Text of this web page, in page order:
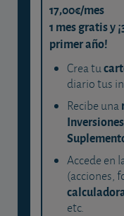
17,00€/mes
1 mes gratis y
primer año!
Crea tu
diario tus
Recibe una
Accede en
(acciones,
etc.